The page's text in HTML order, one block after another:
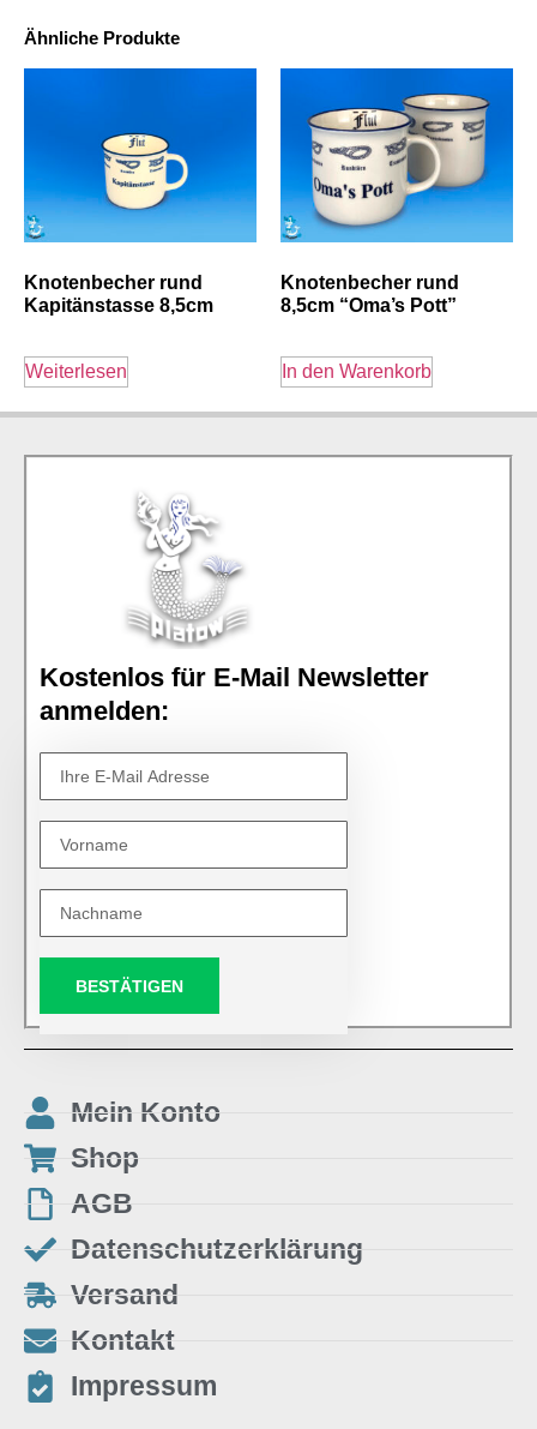
Ähnliche Produkte
Knotenbecher rund
Kapitänstasse 8,5cm
Weiterlesen
Knotenbecher rund
8,5cm “Oma’s Pott”
In den Warenkorb
Kostenlos für E-Mail Newsletter
anmelden:
BESTÄTIGEN
Mein Konto
Shop
AGB
Datenschutzerklärung
Versand
Kontakt
Impressum